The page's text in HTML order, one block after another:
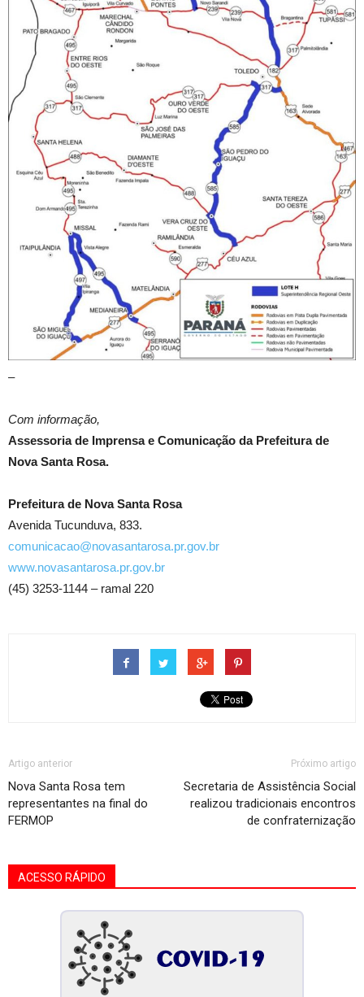
–
Com informação,
Assessoria de Imprensa e Comunicação da Prefeitura de
Nova Santa Rosa.
Prefeitura de Nova Santa Rosa
Avenida Tucunduva, 833.
comunicacao@novasantarosa.pr.gov.br
www.novasantarosa.pr.gov.br
(45) 3253-1144 – ramal 220
Artigo anterior
Nova Santa Rosa tem
representantes na final do
FERMOP
Próximo artigo
Secretaria de Assistência Social
realizou tradicionais encontros
de confraternização
ACESSO RÁPIDO